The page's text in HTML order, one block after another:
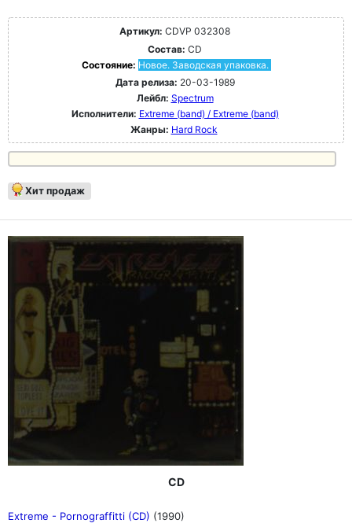
Артикул: CDVP 032308
Состав: CD
Состояние: Новое. Заводская упаковка.
Дата релиза: 20-03-1989
Лейбл: Spectrum
Исполнители: Extreme (band) / Extreme (band)
Жанры: Hard Rock
Хит продаж
CD
Extreme - Pornograffitti (CD) (1990)